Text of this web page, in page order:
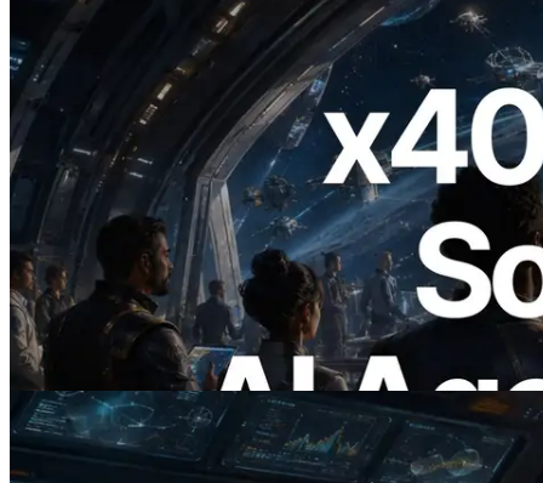
2026.07.04
ERPC lanza Solana RPC compatible con
x402 — La era en la que los agentes de IA
pagan bajo demanda por las API que
necesitan
Leer este artículo